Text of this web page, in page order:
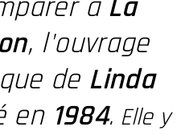
à La
, l'ouvrage
de Linda
en 1984. Elle y